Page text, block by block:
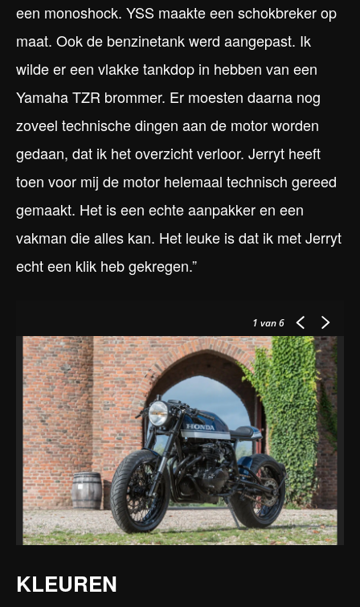
een monoshock. YSS maakte een schokbreker op
maat. Ook de benzinetank werd aangepast. Ik
wilde er een vlakke tankdop in hebben van een
Yamaha TZR brommer. Er moesten daarna nog
zoveel technische dingen aan de motor worden
gedaan, dat ik het overzicht verloor. Jerryt heeft
toen voor mij de motor helemaal technisch gereed
gemaakt. Het is een echte aanpakker en een
vakman die alles kan. Het leuke is dat ik met Jerryt
echt een klik heb gekregen.”
1 van 6
KLEUREN